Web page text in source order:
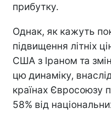
прибутку.
Однак, як кажуть
підвищення літніх
США з Іраном та
цю динаміку,
країнах Євросоюзу
58% від